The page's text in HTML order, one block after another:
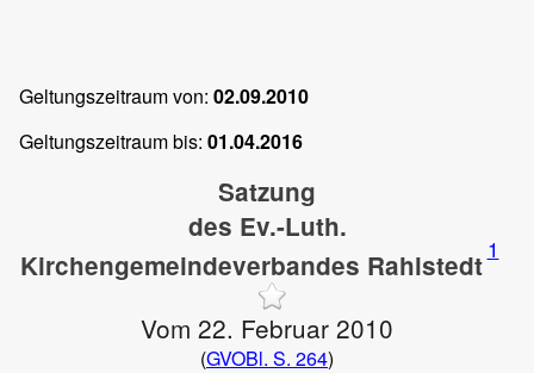
Geltungszeitraum von: 02.09.2010
Geltungszeitraum bis: 01.04.2016
Satzung
des Ev.-Luth.
Kirchengemeindeverbandes Rahlstedt 1
Vom 22. Februar 2010
(GVOBl. S. 264)